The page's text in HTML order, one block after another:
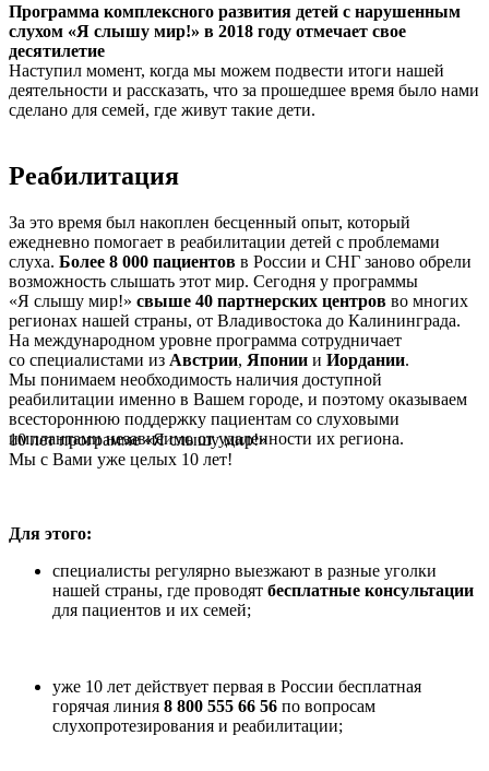
Программа комплексного развития детей с нарушенным
слухом «Я слышу мир!» в 2018 году отмечает свое
десятилетие
Наступил момент, когда мы можем подвести итоги нашей
деятельности и рассказать, что за прошедшее время было нами
сделано для семей, где живут такие дети.
Реабилитация
За это время был накоплен бесценный опыт, который
ежедневно помогает в реабилитации детей с проблемами
слуха. Более 8 000 пациентов в России и СНГ заново обрели
возможность слышать этот мир. Сегодня у программы
«Я слышу мир!» свыше 40 партнерских центров во многих
регионах нашей страны, от Владивостока до Калининграда.
На международном уровне программа сотрудничает
со специалистами из Австрии, Японии и Иордании.
Мы понимаем необходимость наличия доступной
реабилитации именно в Вашем городе, и поэтому оказываем
всестороннюю поддержку пациентам со слуховыми
имплантами независимо от удаленности их региона.
10 лет программе «Я слышу мир!»
Мы с Вами уже целых 10 лет!
Для этого:
специалисты регулярно выезжают в разные уголки
нашей страны, где проводят бесплатные консультации
для пациентов и их семей;
уже 10 лет действует первая в России бесплатная
горячая линия 8 800 555 66 56 по вопросам
слухопротезирования и реабилитации;